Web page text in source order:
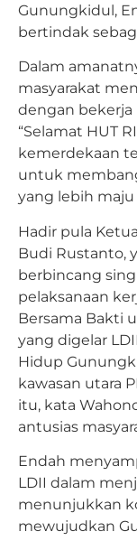
Gunungkidul,
bertindak
Dalam
masyarakat
dengan bekerja
“Selamat HUT
kemerdekaan
untuk
yang lebih maju
Hadir pula
Budi Rustanto,
berbincang
pelaksanaan
Bersama Bakti
yang digelar
Hidup
kawasan utara
itu, kata
antusias
Endah
LDII dalam
menunjukkan
mewujudkan